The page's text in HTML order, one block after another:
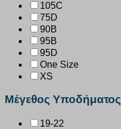
105C
75D
90B
95B
95D
One Size
XS
Μέγεθος Υποδήματος
19-22